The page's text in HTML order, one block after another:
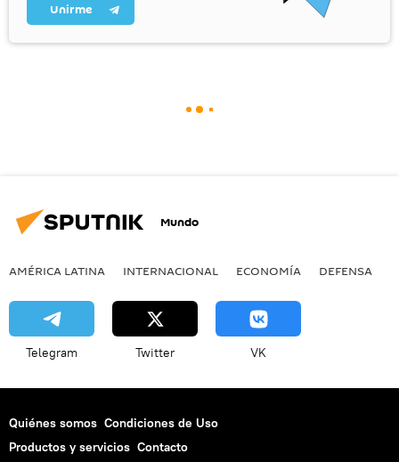
Unirme
Mundo
AMÉRICA LATINA INTERNACIONAL ECONOMÍA DEFENSA
Telegram Twitter VK
Quiénes somos Condiciones de Uso
Productos y servicios Contacto